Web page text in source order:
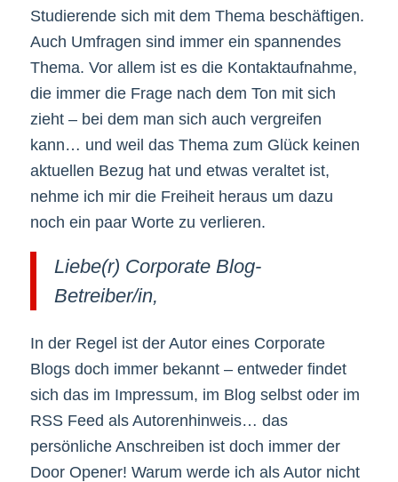
Studierende sich mit dem Thema beschäftigen.
Auch Umfragen sind immer ein spannendes
Thema. Vor allem ist es die Kontaktaufnahme,
die immer die Frage nach dem Ton mit sich
zieht – bei dem man sich auch vergreifen
kann… und weil das Thema zum Glück keinen
aktuellen Bezug hat und etwas veraltet ist,
nehme ich mir die Freiheit heraus um dazu
noch ein paar Worte zu verlieren.
Liebe(r) Corporate Blog-
Betreiber/in,
In der Regel ist der Autor eines Corporate
Blogs doch immer bekannt – entweder findet
sich das im Impressum, im Blog selbst oder im
RSS Feed als Autorenhinweis… das
persönliche Anschreiben ist doch immer der
Door Opener! Warum werde ich als Autor nicht